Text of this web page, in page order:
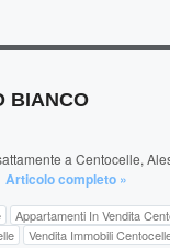
BIANCO
a Centocelle,
Articolo completo »
Appartamenti In Vendita
Vendita Immobili